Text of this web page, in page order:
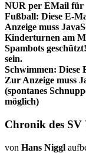
NUR per EMail für
Fußball: Diese E-
Anzeige muss
Kinderturnen am
Spambots
sein.
Schwimmen: Diese
Zur Anzeige muss
(spontanes
möglich)
Chronik des SV
von Hans Niggl